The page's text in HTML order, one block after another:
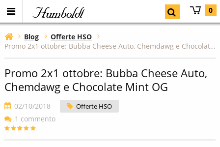
Humboldt 0
Blog
Offerte HSO
Promo 2x1 ottobre: Bubba Cheese Auto, Chemdawg e Chocolate Mint OG
Promo 2x1 ottobre: Bubba Cheese Auto,
Chemdawg e Chocolate Mint OG
02/10/2018 Offerte HSO
1 commento